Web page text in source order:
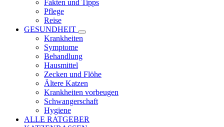
Fakten und Tipps
Pflege
Reise
GESUNDHEIT
Krankheiten
Symptome
Behandlung
Hausmittel
Zecken und Flöhe
Ältere Katzen
Krankheiten vorbeugen
Schwangerschaft
Hygiene
ALLE RATGEBER